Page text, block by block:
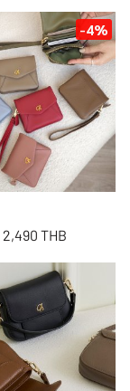
-4%
2,490 THB